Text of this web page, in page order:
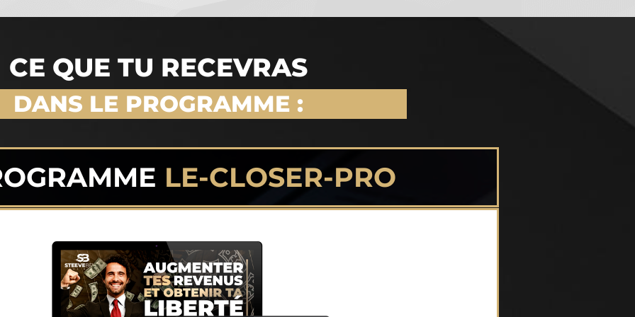
CE QUE TU RECEVRAS
DANS LE PROGRAMME :
LE-CLOSER-PRO